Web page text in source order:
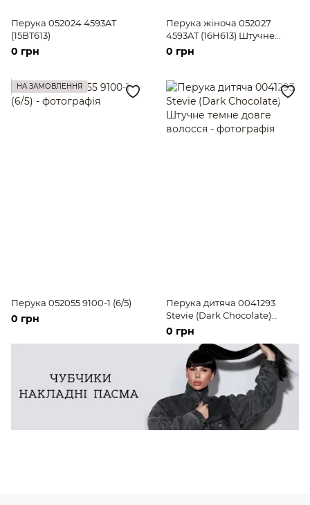
Перука 052024 4593AT
(15BT613)
0 грн
Перука жіноча 052027
4593AT (16H613) Штучне
світле довге волосся
0 грн
НА ЗАМОВЛЕННЯ
Перука 052055 9100-1 (6/5)
0 грн
Перука дитяча 0041293
Stevie (Dark Chocolate)
Штучне темне довге
волосся
0 грн